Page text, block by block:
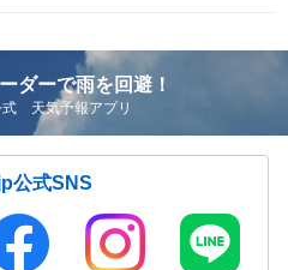
ダーで雨を回避！
式 天気予報アプリ
公式SNS